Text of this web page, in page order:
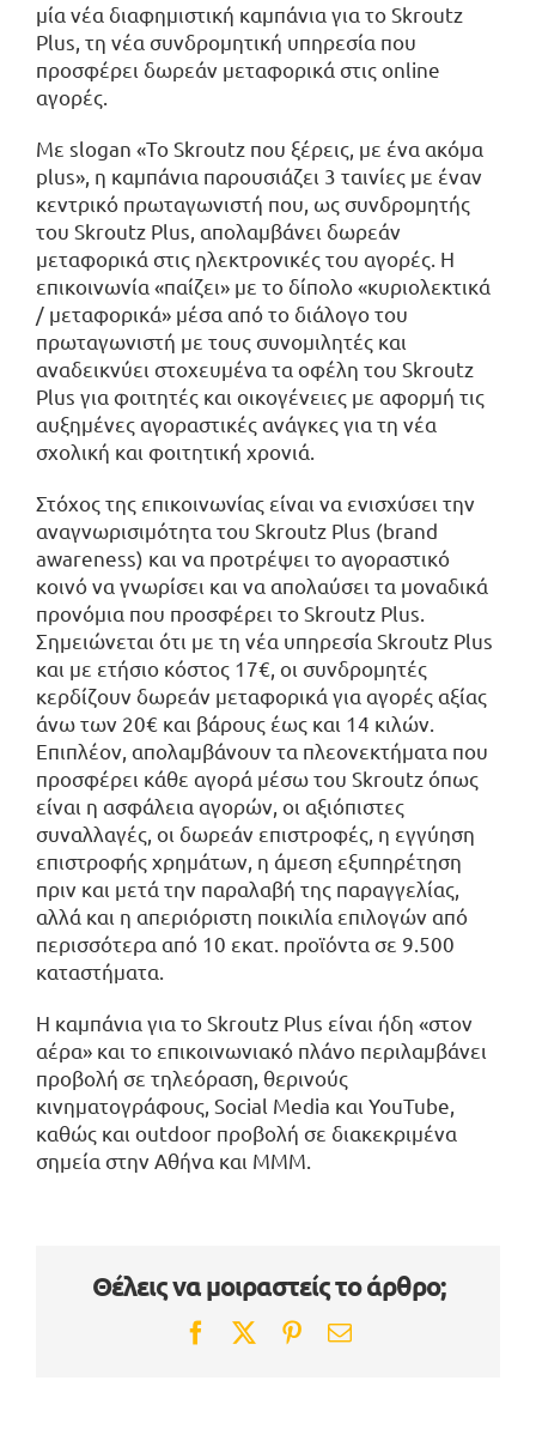
μία νέα διαφημιστική καμπάνια για το Skroutz
Plus, τη νέα συνδρομητική υπηρεσία που
προσφέρει δωρεάν μεταφορικά στις online
αγορές.
Με slogan «Το Skroutz που ξέρεις, με ένα ακόμα
plus», η καμπάνια παρουσιάζει 3 ταινίες με έναν
κεντρικό πρωταγωνιστή που, ως συνδρομητής
του Skroutz Plus, απολαμβάνει δωρεάν
μεταφορικά στις ηλεκτρονικές του αγορές. Η
επικοινωνία «παίζει» με το δίπολο «κυριολεκτικά
/ μεταφορικά» μέσα από το διάλογο του
πρωταγωνιστή με τους συνομιλητές και
αναδεικνύει στοχευμένα τα οφέλη του Skroutz
Plus για φοιτητές και οικογένειες με αφορμή τις
αυξημένες αγοραστικές ανάγκες για τη νέα
σχολική και φοιτητική χρονιά.
Στόχος της επικοινωνίας είναι να ενισχύσει την
αναγνωρισιμότητα του Skroutz Plus (brand
awareness) και να προτρέψει το αγοραστικό
κοινό να γνωρίσει και να απολαύσει τα μοναδικά
προνόμια που προσφέρει το Skroutz Plus.
Σημειώνεται ότι με τη νέα υπηρεσία Skroutz Plus
και με ετήσιο κόστος 17€, οι συνδρομητές
κερδίζουν δωρεάν μεταφορικά για αγορές αξίας
άνω των 20€ και βάρους έως και 14 κιλών.
Επιπλέον, απολαμβάνουν τα πλεονεκτήματα που
προσφέρει κάθε αγορά μέσω του Skroutz όπως
είναι η ασφάλεια αγορών, οι αξιόπιστες
συναλλαγές, οι δωρεάν επιστροφές, η εγγύηση
επιστροφής χρημάτων, η άμεση εξυπηρέτηση
πριν και μετά την παραλαβή της παραγγελίας,
αλλά και η απεριόριστη ποικιλία επιλογών από
περισσότερα από 10 εκατ. προϊόντα σε 9.500
καταστήματα.
Η καμπάνια για το Skroutz Plus είναι ήδη «στον
αέρα» και το επικοινωνιακό πλάνο περιλαμβάνει
προβολή σε τηλεόραση, θερινούς
κινηματογράφους, Social Media και YouTube,
καθώς και outdoor προβολή σε διακεκριμένα
σημεία στην Αθήνα και ΜΜΜ.
Θέλεις να μοιραστείς το άρθρο;
Facebook
TwitterPinterest
Email